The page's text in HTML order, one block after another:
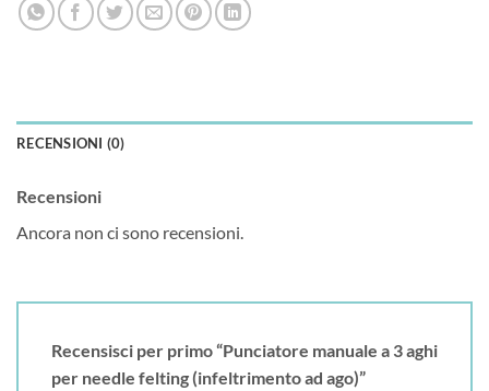
RECENSIONI (0)
Recensioni
Ancora non ci sono recensioni.
Recensisci per primo “Punciatore manuale a 3 aghi
per needle felting (infeltrimento ad ago)”